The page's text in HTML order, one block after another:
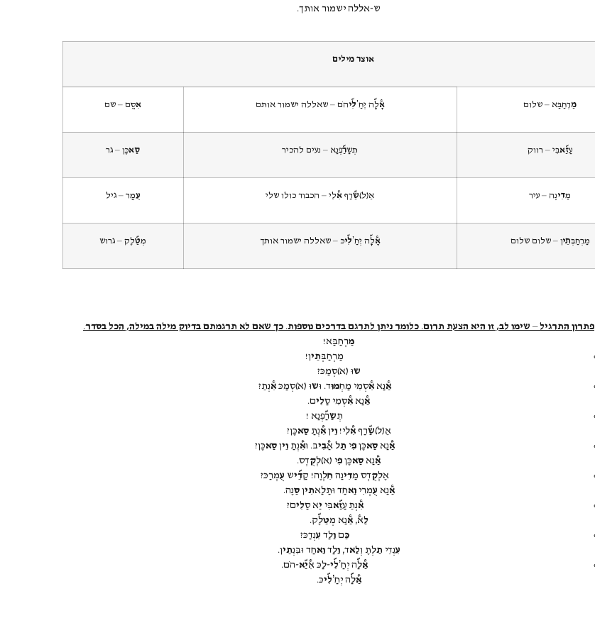
ש-אללה ישמור אותך.
אוצר מילים
מַרְחַבַּא – שלום אָ@לָ&ה יְחַ’לִ&יהֹם – שאללה ישמור אותם אִסֱם – שם
עַזַ&אבִּי – רווק תְשַרַ&פְנַא – נעים להכיר סַאכֶּן – גר
מַדִינֶה – עיר אֵ(ל)שַ&רַף אִ@לִי – הכבוד כולו שלי עֻמֳר – גיל
מַרְחַבְּתֵין – שלום שלום אָ@לָ&ה יְחַ’לִ&יכּ – שאללה ישמור אותך מְטַ&לֶק – גרוש
פתרון התרגיל – שימו לב, זו היא הצעת תרום. כלומר ניתן לתרגם בדרכים נוספות. כך שאם לא תרגמתם בדיוק מילה במילה, הכל בסדר.
מַרְחַבַּא!
מַרְחַבְּתֵין!
שוּ (א)סְמַכּ?
אַ@נַא אִ@סְמִי מַחְמוּד. וּשוּ (א)סְמַכּ אִ@נְתֵ?
אַ@נַא אִ@סְמִי סַלִים.
תְשַרַ&פְנַא !
אֵ(ל)שַ&רַף אִ@לִי! וֵין אִ@נְתַ סַאכֶּן?
אַ@נַא סַאכֶּן פִי תַל אַ@בִּיבּ. וּאִ@נְתַ וֵין סַאכֶּן?
אַ@נַא סַאכֶּן פִי (א)לְקֻדְס.
אֶלְקֻדְס מַדִינַה חִלְוֶה! קַדֵ&יש עֻמְרַכּ?
אַ@נַא עֻמְרִיוַאחַד וּתַלַאתִיןסַנֶה.
אִ@נְתֵ עַזַ&אבִּי יַא סַלִים?
לַא@,אַ@נַא מְטַלֶ&ק.
כַּם וַלַד עִנְדַכּ?
עִנְדִי תַלְתֶ וְלַאד,וַלַד וַאחַד וּבִּנְתֵין.
אַ@לַ&ה יְחַ’לִ&י-לַכּ אִ@יַ&א-הֹם.
אַ@לַ&ה יְחַ’לִ&יכּ.